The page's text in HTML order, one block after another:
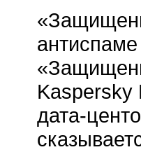
Kaspersky
дата-